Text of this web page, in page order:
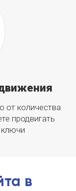
от количества
продвигать
ключи
в